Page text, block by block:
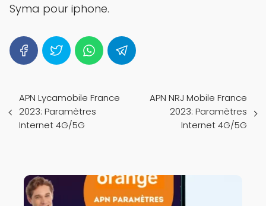
Syma pour iphone.
APN Lycamobile France
2023: Paramètres
Internet 4G/5G
APN NRJ Mobile France
2023: Paramètres
Internet 4G/5G